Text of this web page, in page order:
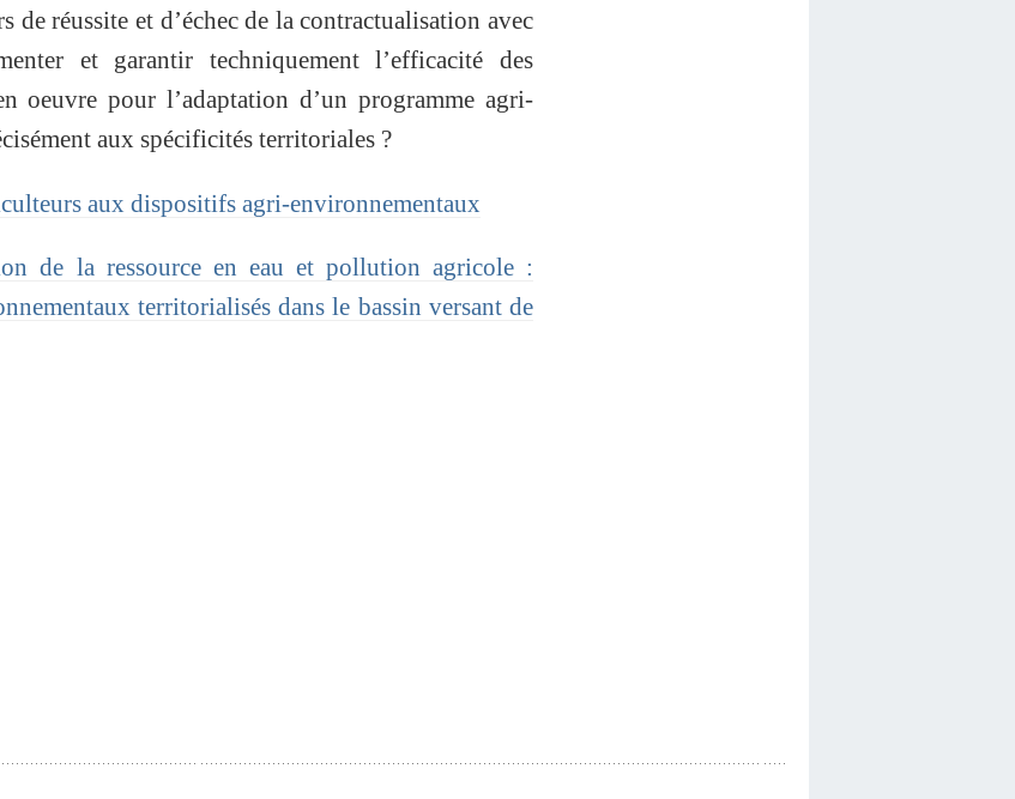
de réussite et d’échec de la contractualisation avec
et garantir techniquement l’efficacité des
oeuvre pour l’adaptation d’un programme agri-
aux spécificités territoriales ?
aux dispositifs agri-environnementaux
de la ressource en eau et pollution agricole :
territorialisés dans le bassin versant de